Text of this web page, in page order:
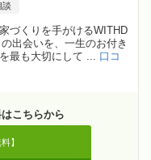
談
づくりを手がけるWITHD
出会いを、一生のお付き
最も大切にして ... 口コ
こちらから
】